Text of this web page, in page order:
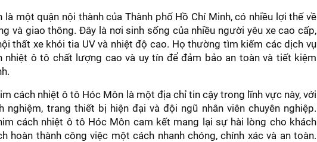
là một quận nội thành của Thành phố Hồ Chí Minh, có nhiều lợi thế về
và giao thông. Đây là nơi sinh sống của nhiều người yêu xe cao cấp,
thất xe khỏi tia UV và nhiệt độ cao. Họ thường tìm kiếm các dịch vụ
nhiệt ô tô chất lượng cao và uy tín để đảm bảo an toàn và tiết kiệm
cách nhiệt ô tô Hóc Môn là một địa chỉ tin cậy trong lĩnh vực này, với
nghiệm, trang thiết bị hiện đại và đội ngũ nhân viên chuyên nghiệp.
cách nhiệt ô tô Hóc Môn cam kết mang lại sự hài lòng cho khách
hoàn thành công việc một cách nhanh chóng, chính xác và an toàn.